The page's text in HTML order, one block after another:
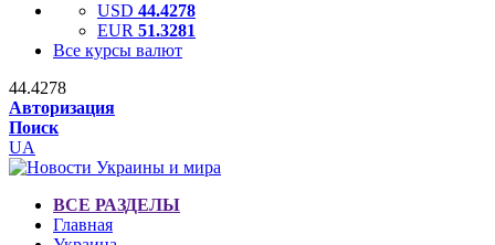
USD 44.4278
EUR 51.3281
Все курсы валют
44.4278
Авторизация
Поиск
UA
ВСЕ РАЗДЕЛЫ
Главная